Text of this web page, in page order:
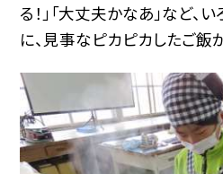
る！」「大丈夫かなあ」など、
に、見事なピカピカしたご飯